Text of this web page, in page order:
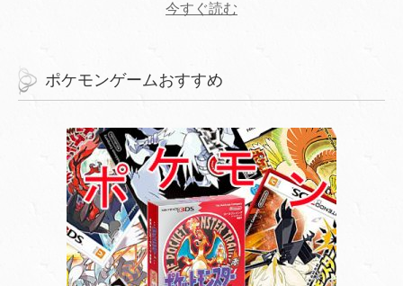
今すぐ読む
ポケモンゲームおすすめ